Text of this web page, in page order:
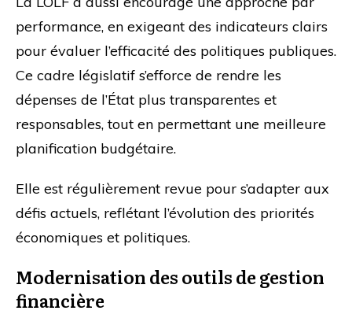
performance, en exigeant des indicateurs clairs
pour évaluer l’efficacité des politiques publiques.
Ce cadre législatif s’efforce de rendre les
dépenses de l’État plus transparentes et
responsables, tout en permettant une meilleure
planification budgétaire.
Elle est régulièrement revue pour s’adapter aux
défis actuels, reflétant l’évolution des priorités
économiques et politiques.
Modernisation des outils de gestion
financière